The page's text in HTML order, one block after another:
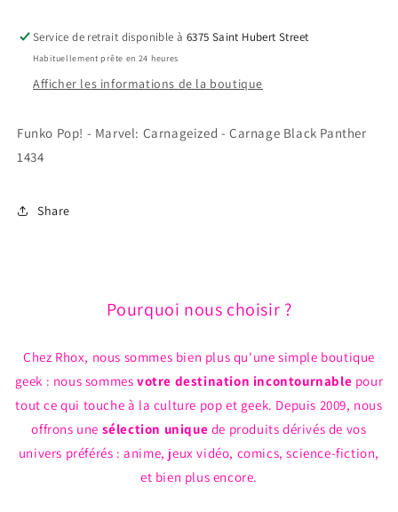
Black
Panther
1434
Black
Panther
1434
Service de retrait disponible à 6375 Saint Hubert Street
Habituellement prête en 24 heures
Afficher les informations de la boutique
Funko Pop! - Marvel: Carnageized - Carnage Black Panther
1434
Share
Pourquoi nous choisir ?
Chez Rhox, nous sommes bien plus qu'une simple boutique
geek : nous sommesvotre destination incontournable pour
tout ce qui touche à la culture pop et geek. Depuis 2009, nous
offrons une sélection unique de produits dérivés de vos
univers préférés : anime, jeux vidéo, comics, science-fiction,
et bien plus encore.